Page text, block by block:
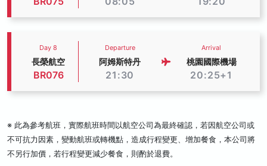
Day 8
長榮航空
BR076
Departure
阿姆斯特丹
21:30
Arrival
桃園國際機場
20:25+1
※ 此為參考航班，實際航班時間以航空公司為最終確認，若因航空公司或
不可抗力因素，變動航班或轉機點，造成行程變更、增加餐食，本公司將
不另行加價，若行程變更減少餐食，則酌於退費。